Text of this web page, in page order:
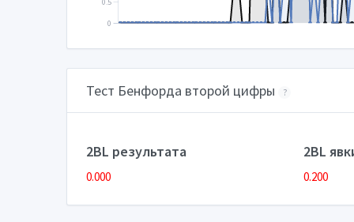
0
Тест Бенфорда второй цифры ?
2BL результата
0.000
2BL
0.200